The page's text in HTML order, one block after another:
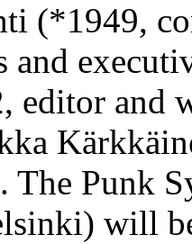
(*1949,
and
editor and
The Punk
will